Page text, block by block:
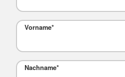
Vorname*
Nachname*